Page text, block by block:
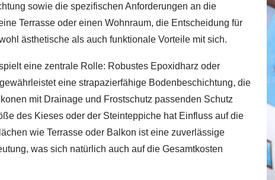
sowie die spezifischen Anforderungen an die
Terrasse oder einen Wohnraum, die Entscheidung für
ästhetische als auch funktionale Vorteile mit sich.
eine zentrale Rolle: Robustes Epoxidharz oder
eine strapazierfähige Bodenbeschichtung, die
mit Drainage und Frostschutz passenden Schutz
des Kieses oder der Steinteppiche hat Einfluss auf die
wie Terrasse oder Balkon ist eine zuverlässige
was sich natürlich auch auf die Gesamtkosten